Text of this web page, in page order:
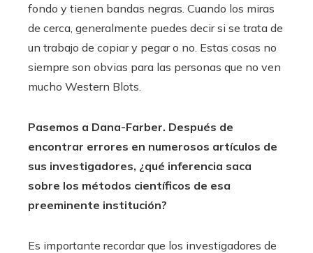
fondo y tienen bandas negras. Cuando los miras
de cerca, generalmente puedes decir si se trata de
un trabajo de copiar y pegar o no. Estas cosas no
siempre son obvias para las personas que no ven
mucho Western Blots.
Pasemos a Dana-Farber. Después de
encontrar errores en numerosos artículos de
sus investigadores, ¿qué inferencia saca
sobre los métodos científicos de esa
preeminente institución?
Es importante recordar que los investigadores de